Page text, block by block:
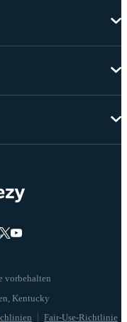
vorbehalten
Fair-Use-Richtlinie